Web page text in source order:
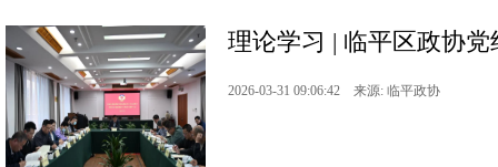
理论学习 | 临平区政协
2026-03-31 09:06:42 来源: 临平政协